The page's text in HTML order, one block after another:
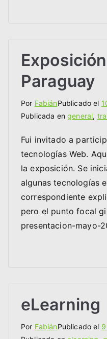
Paraguay
Por FabiánPublicado el
Publicada engeneral,
Fui invitado a
tecnologías Web.
la exposición. Se
algunas tecnologías
correspondiente
pero el punto focal
presentacion-mayo-
eLearning
Por FabiánPublicado el